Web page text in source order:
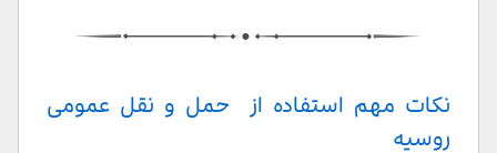
نکات مهم استفاده از حمل و نقل عمومی
روسیه